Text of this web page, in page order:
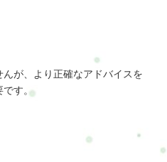
が、より正確なアドバイスを
です。